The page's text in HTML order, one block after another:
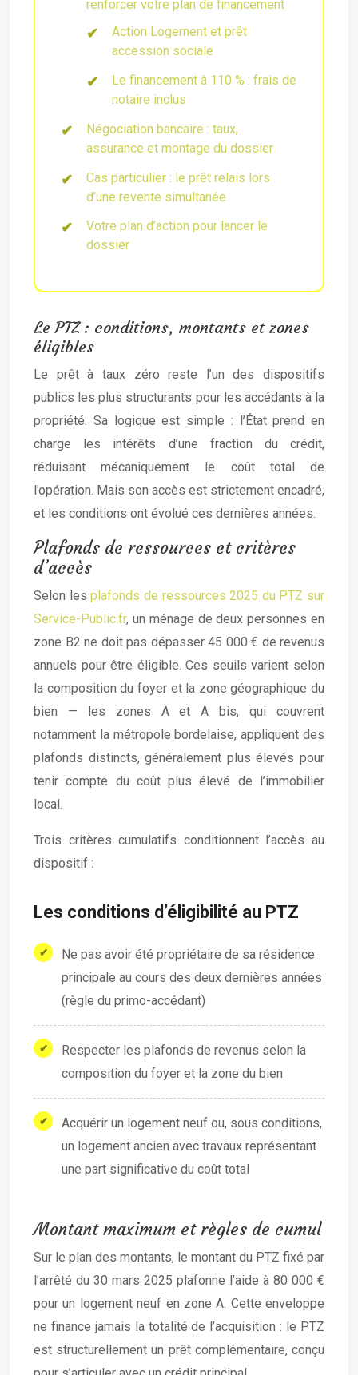
renforcer votre plan de financement
Action Logement et prêt
accession sociale
Le financement à 110 % : frais de
notaire inclus
Négociation bancaire : taux,
assurance et montage du dossier
Cas particulier : le prêt relais lors
d’une revente simultanée
Votre plan d’action pour lancer le
dossier
Le PTZ : conditions, montants et zones
éligibles
Le prêt à taux zéro reste l’un des dispositifs
publics les plus structurants pour les accédants à la
propriété. Sa logique est simple : l’État prend en
charge les intérêts d’une fraction du crédit,
réduisant mécaniquement le coût total de
l’opération. Mais son accès est strictement encadré,
et les conditions ont évolué ces dernières années.
Plafonds de ressources et critères
d’accès
Selon lesplafonds de ressources 2025 du PTZ sur
Service-Public.fr, un ménage de deux personnes en
zone B2 ne doit pas dépasser 45 000 € de revenus
annuels pour être éligible. Ces seuils varient selon
la composition du foyer et la zone géographique du
bien — les zones A et A bis, qui couvrent
notamment la métropole bordelaise, appliquent des
plafonds distincts, généralement plus élevés pour
tenir compte du coût plus élevé de l’immobilier
local.
Trois critères cumulatifs conditionnent l’accès au
dispositif :
Les conditions d’éligibilité au PTZ
Ne pas avoir été propriétaire de sa résidence
principale au cours des deux dernières années
(règle du primo-accédant)
Respecter les plafonds de revenus selon la
composition du foyer et la zone du bien
Acquérir un logement neuf ou, sous conditions,
un logement ancien avec travaux représentant
une part significative du coût total
Montant maximum et règles de cumul
Sur le plan des montants, le montant du PTZ fixé par
l’arrêté du 30 mars 2025 plafonne l’aide à 80 000 €
pour un logement neuf en zone A. Cette enveloppe
ne finance jamais la totalité de l’acquisition : le PTZ
est structurellement un prêt complémentaire, conçu